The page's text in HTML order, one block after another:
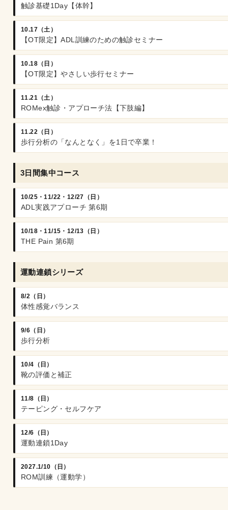
触診基礎1Day【体幹】
10.17（土）
【OT限定】ADL訓練のための触診セミナー
10.18（日）
【OT限定】やさしい歩行セミナー
11.21（土）
ROMex触診・アプローチ法【下肢編】
11.22（日）
歩行分析の「なんとなく」を1日で卒業！
3日間集中コース
10/25・11/22・12/27（日）
ADL実践アプローチ 第6期
10/18・11/15・12/13（日）
THE Pain 第6期
運動連鎖シリーズ
8/2（日）
体性感覚バランス
9/6（日）
歩行分析
10/4（日）
靴の評価と補正
11/8（日）
テーピング・セルフケア
12/6（日）
運動連鎖1Day
2027.1/10（日）
ROM訓練（運動学）